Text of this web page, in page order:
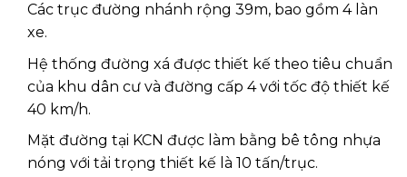
Các trục đường nhánh rộng 39m, bao gồm 4 làn
xe.
Hệ thống đường xá được thiết kế theo tiêu chuẩn
của khu dân cư và đường cấp 4 với tốc độ thiết kế
40 km/h.
Mặt đường tại KCN được làm bằng bê tông nhựa
nóng với tải trọng thiết kế là 10 tấn/trục.